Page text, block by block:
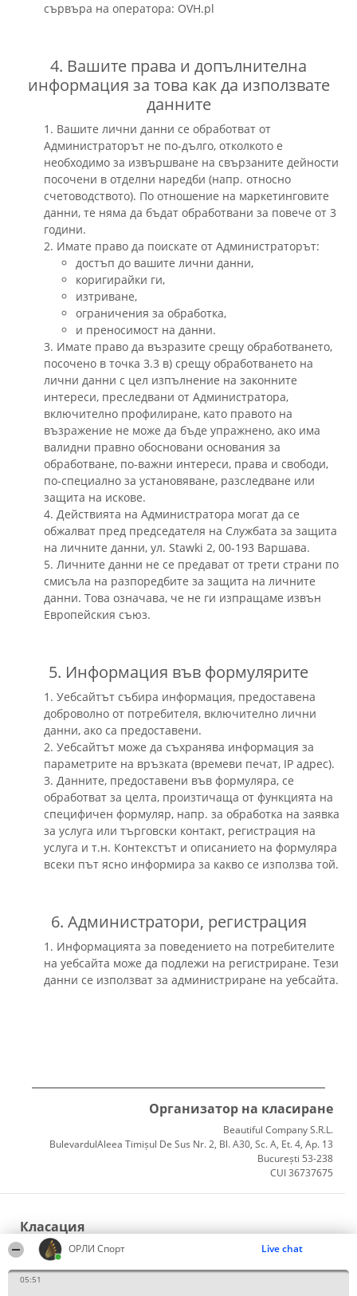
ОРЛИ Спорт Live chat
05:51
сървъра на оператора: OVH.pl
4. Вашите права и допълнителна
информация за това как да използвате
данните
1. Вашите лични данни се обработват от
Администраторът не по-дълго, отколкото е
необходимо за извършване на свързаните дейности
посочени в отделни наредби (напр. относно
счетоводството). По отношение на маркетинговите
данни, те няма да бъдат обработвани за повече от 3
години.
2. Имате право да поискате от Администраторът:
достъп до вашите лични данни,
коригирайки ги,
изтриване,
ограничения за обработка,
и преносимост на данни.
3. Имате право да възразите срещу обработването,
посочено в точка 3.3 в) срещу обработването на
лични данни с цел изпълнение на законните
интереси, преследвани от Администратора,
включително профилиране, като правото на
възражение не може да бъде упражнено, ако има
валидни правно обосновани основания за
обработване, по-важни интереси, права и свободи,
по-специално за установяване, разследване или
защита на искове.
4. Действията на Администратора могат да се
обжалват пред председателя на Службата за защита
на личните данни, ул. Stawki 2, 00-193 Варшава.
5. Личните данни не се предават от трети страни по
смисъла на разпоредбите за защита на личните
данни. Това означава, че не ги изпращаме извън
Европейския съюз.
5. Информация във формулярите
1. Уебсайтът събира информация, предоставена
доброволно от потребителя, включително лични
данни, ако са предоставени.
2. Уебсайтът може да съхранява информация за
параметрите на връзката (времеви печат, IP адрес).
3. Данните, предоставени във формуляра, се
обработват за целта, произтичаща от функцията на
специфичен формуляр, напр. за обработка на заявка
за услуга или търговски контакт, регистрация на
услуга и т.н. Контекстът и описанието на формуляра
всеки път ясно информира за какво се използва той.
6. Администратори, регистрация
1. Информацията за поведението на потребителите
на уебсайта може да подлежи на регистриране. Тези
данни се използват за администриране на уебсайта.
Организатор на класиране
Beautiful Company S.R.L.
BulevardulAleea Timișul De Sus Nr. 2, Bl. A30, Sc. A, Et. 4, Ap. 13
București 53-238
CUI 36737675
Класация
Победители
Списък на всички победители
Правила